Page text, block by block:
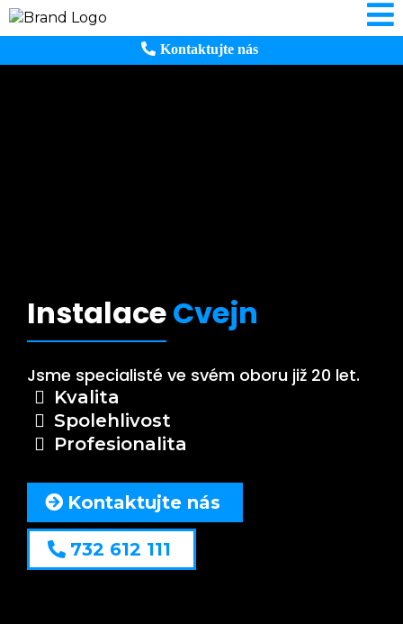
Kontaktujte nás
InstalaceCvejn
Jsme specialisté ve svém oboru již 20 let.
Kvalita
Spolehlivost
Profesionalita
Kontaktujte nás
732 612 111